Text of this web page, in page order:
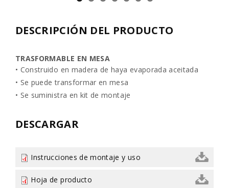
DESCRIPCIÓN DEL PRODUCTO
TRASFORMABLE EN MESA
• Construido en madera de haya evaporada aceitada
• Se puede transformar en mesa
• Se suministra en kit de montaje
DESCARGAR
Instrucciones de montaje y uso
Hoja de producto